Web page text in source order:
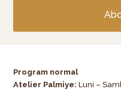
Program normal
Atelier Palmiye: Luni –